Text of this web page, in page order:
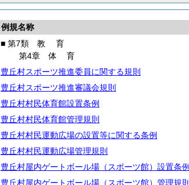
例規名称
■ 第7類 教 育
第4章 体育
豊丘村スポーツ推進委員に関する規則
豊丘村スポーツ推進審議会規則
豊丘村村民体育館設置条例
豊丘村村民体育館管理規則
豊丘村村民運動広場の設置等に関する条例
豊丘村村民運動広場管理規則
豊丘村屋内ゲートボール場（スポーツ館）設置条例
豊丘村屋内ゲートボール場（スポーツ館）管理規則